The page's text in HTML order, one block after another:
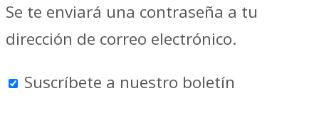
Se te enviará una contraseña a tu
dirección de correo electrónico.
Suscríbete a nuestro boletín